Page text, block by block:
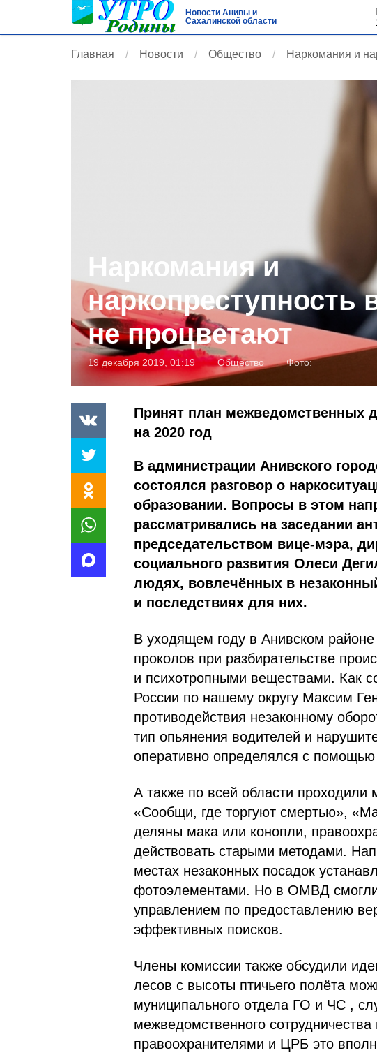
Новости Анивы и
Сахалинской области
Главная Новости Общество Наркомания и
Наркомания и
наркопреступность
не процветают
19 декабря 2019, 01:19 Общество Фото:
Принят план межведомственных
на 2020 год
В администрации Анивского
состоялся разговор о
образовании. Вопросы в этом
рассматривались на заседании
председательством вице-мэра,
социального развития Олеси
людях, вовлечённых в
и последствиях для них.
В уходящем году в Анивском
проколов при разбирательстве
и психотропными веществами. Как
России по нашему округу Максим
противодействия незаконному
тип опьянения водителей и
оперативно определялся с
А также по всей области
«Сообщи, где торгуют смертью»,
деляны мака или конопли,
действовать старыми методами.
местах незаконных посадок
фотоэлементами. Но в ОМВД смогли
управлением по предоставлению
эффективных поисков.
Члены комиссии также обсудили
лесов с высоты птичьего полёта
муниципального отдела ГО и ЧС ,
межведомственного
правоохранителями и ЦРБ это